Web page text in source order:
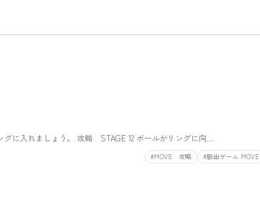
グに入れましょう。 攻略 STAGE 12 ボールがリングに向…
#MOVE 攻略 #脱出ゲーム MOVE